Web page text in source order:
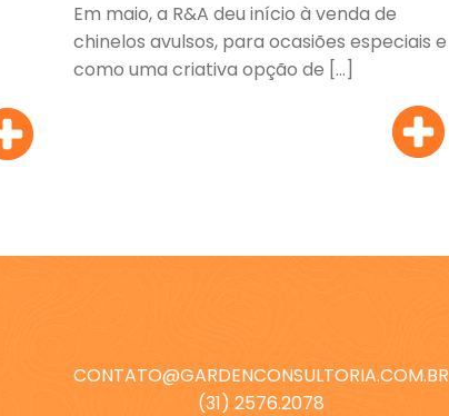
Em maio, a R&A deu início à venda de
chinelos avulsos, para ocasiões especiais e
como uma criativa opção de […]
CONTATO@GARDENCONSULTORIA.COM.BR
(31) 2576.2078